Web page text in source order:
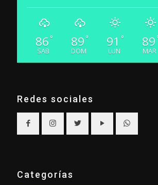
86 °
SAB
89 °
DOM
91 °
LUN
89
MAR
Redes sociales
Categorías